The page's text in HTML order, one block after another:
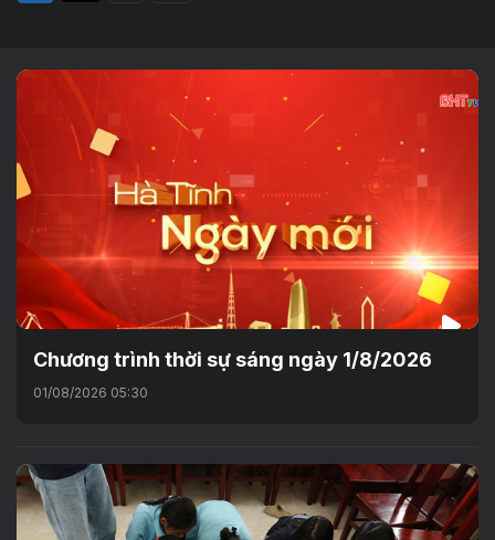
Chương trình thời sự sáng ngày 1/8/2026
01/08/2026 05:30